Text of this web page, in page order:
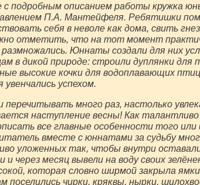
подробным описанием работы кружка
П.А. Мантейфеля. Ребятишки
себя в неволе как дома, свить
отметить, что на тот момент
Юннаты создали для них
в дикой природе: строили дуплянки для
высокие кочки для водоплавающих
увенчались успехом.
много раз, настолько
наступление весны! Как
все главные особенности того или
вместе с юннатами за судьбу
уложенных так, чтобы внутри
через месяц вывели на воду своих
которая словно ширмой закрыла
поселились чирки, кряквы, нырки,